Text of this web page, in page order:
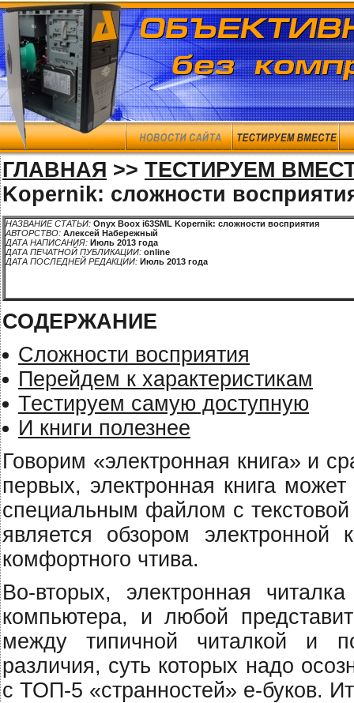
ГЛАВНАЯ >> ТЕСТИРУЕМ
Kopernik: сложности
НАЗВАНИЕ СТАТЬИ: Onyx Boox i63SML Kopernik: сложности восприятия
АВТОРСТВО: Алексей Набережный
ДАТА НАПИСАНИЯ: Июль 2013 года
ДАТА ПЕЧАТНОЙ ПУБЛИКАЦИИ: online
ДАТА ПОСЛЕДНЕЙ РЕДАКЦИИ: Июль 2013 года
СОДЕРЖАНИЕ
Сложности восприятия
Перейдем к характеристикам
Тестируем самую доступную
И книги полезнее
Говорим «электронная книга» и
первых, электронная книга
специальным файлом с
является обзором электронной
комфортного чтива.
Во-вторых, электронная
компьютера, и любой
между типичной читалкой и
различия, суть которых надо
с ТОП-5 «странностей» е-буков.